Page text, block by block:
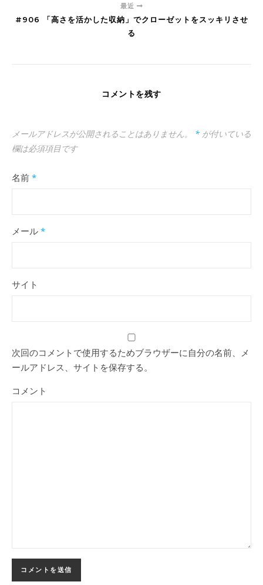
最近
#906 「高さを活かした収納」でクローゼットをスッキリさせ
る
コメントを残す
メールアドレスが公開されることはありません。 * が付いている
欄は必須項目です
名前 *
メール *
サイト
次回のコメントで使用するためブラウザーに自分の名前、メ
ールアドレス、サイトを保存する。
コメント